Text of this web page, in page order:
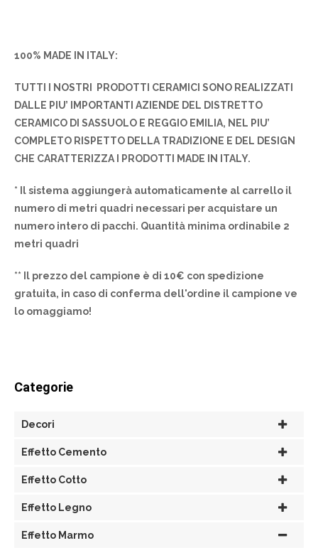
100% MADE IN ITALY:
TUTTI I NOSTRI PRODOTTI CERAMICI SONO REALIZZATI
DALLE PIU’ IMPORTANTI AZIENDE DEL DISTRETTO
CERAMICO DI SASSUOLO E REGGIO EMILIA, NEL PIU’
COMPLETO RISPETTO DELLA TRADIZIONE E DEL DESIGN
CHE CARATTERIZZA I PRODOTTI MADE IN ITALY.
* Il sistema aggiungerà automaticamente al carrello il
numero di metri quadri necessari per acquistare un
numero intero di pacchi. Quantità minima ordinabile 2
metri quadri
** Il prezzo del campione è di 10€ con spedizione
gratuita, in caso di conferma dell'ordine il campione ve
lo omaggiamo!
Categorie
Decori
Effetto Cemento
Effetto Cotto
Effetto Legno
Effetto Marmo